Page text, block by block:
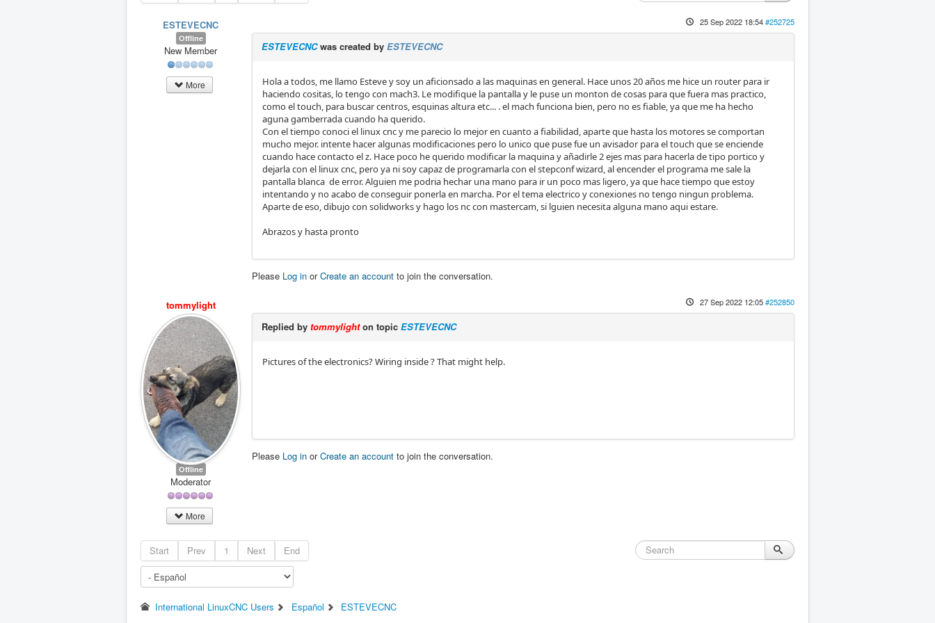
ESTEVECNC
Offline
New Member
More
25 Sep 2022 18:54#252725
ESTEVECNCwas created by ESTEVECNC
Hola a todos, me llamo Esteve y soy un aficionsado a las maquinas en general. Hace unos 20 años me hice un router para ir
haciendo cositas, lo tengo con mach3. Le modifique la pantalla y le puse un monton de cosas para que fuera mas practico,
como el touch, para buscar centros, esquinas altura etc... . el mach funciona bien, pero no es fiable, ya que me ha hecho
aguna gamberrada cuando ha querido.
Con el tiempo conoci el linux cnc y me parecio lo mejor en cuanto a fiabilidad, aparte que hasta los motores se comportan
mucho mejor. intente hacer algunas modificaciones pero lo unico que puse fue un avisador para el touch que se enciende
cuando hace contacto el z. Hace poco he querido modificar la maquina y añadirle 2 ejes mas para hacerla de tipo portico y
dejarla con el linux cnc, pero ya ni soy capaz de programarla con el stepconf wizard, al encender el programa me sale la
pantalla blanca de error. Alguien me podria hechar una mano para ir un poco mas ligero, ya que hace tiempo que estoy
intentando y no acabo de conseguir ponerla en marcha. Por el tema electrico y conexiones no tengo ningun problema.
Aparte de eso, dibujo con solidworks y hago los nc con mastercam, si lguien necesita alguna mano aqui estare.
Abrazos y hasta pronto
Please Log in orCreate an account to join the conversation.
tommylight
Offline
Moderator
More
27 Sep 2022 12:05#252850
Replied by tommylighton topic ESTEVECNC
Pictures of the electronics? Wiring inside ? That might help.
Please Log in orCreate an account to join the conversation.
Start Prev 1 Next End
International LinuxCNC Users Español ESTEVECNC